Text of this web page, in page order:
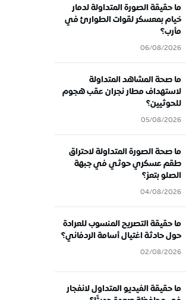
ما حقيقة الصورة المتداولة لدمار
خيام بمعسكر لقوات الطوارئ في
مأرب؟
06/08/2026
ما صحة المشاهد المتداولة
لاستهداف مطار نجران عقب هجوم
للحوثيين؟
05/08/2026
ما صحة الصورة المتداولة لاحتراق
طقم عسكري حوثي في جبهة
الصلو بتعز؟
04/08/2026
ما حقيقة التصريح المنسوب للعرادة
حول حادثة اغتيال أسامة الردفاني؟
02/08/2026
ما حقيقة الفيديو المتداول لانفجار